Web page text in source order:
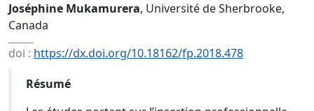
Joséphine Mukamurera, Université de Sherbrooke,
Canada
doi : https://dx.doi.org/10.18162/fp.2018.478
Résumé